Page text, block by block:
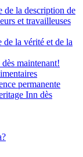
de la description de
et travailleuses
de la vérité et de la
maintenant!
permanente
Inn dès